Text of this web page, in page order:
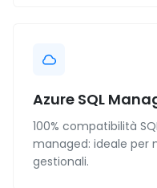
Azure SQL
100% compatibilità
managed: ideale per
gestionali.